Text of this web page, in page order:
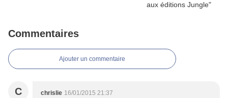
Commentaires
Ajouter un commentaire
C chrislie 16/01/2015 21:37